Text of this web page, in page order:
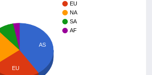
EU
NA
SA
AF
AS
EU